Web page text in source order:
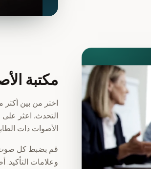
مكتبة
التحدث. اعثر على
الأصوات ذات
وعلامات